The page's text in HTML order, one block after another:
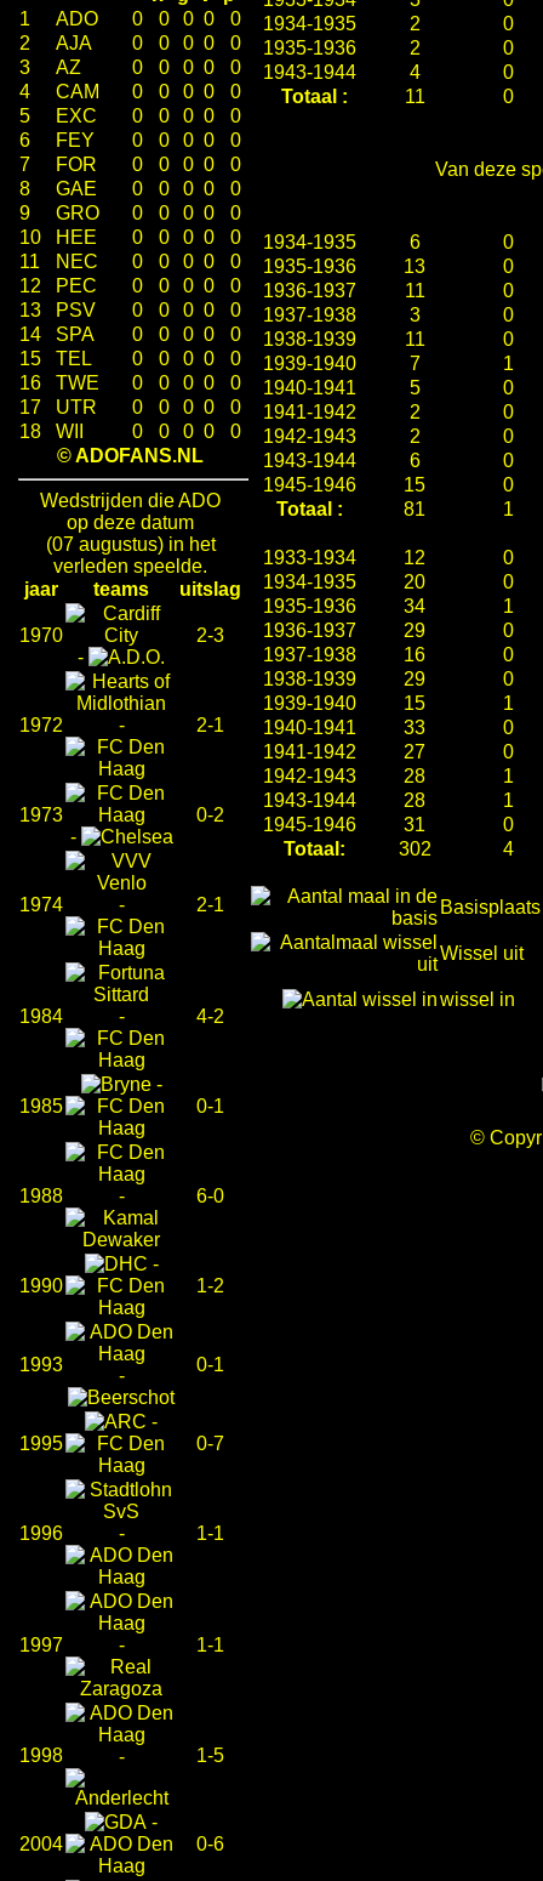
1
ADO 0 0 0 0
0
2
AJA 0 0 0 0
0
3
AZ 0 0 0 0
0
4
CAM 0 0 0 0
0
5
EXC 0 0 0 0
0
6
FEY 0 0 0 0
0
7
FOR 0 0 0 0
0
8
GAE 0 0 0 0
0
9
GRO 0 0 0 0
0
10
HEE 0 0 0 0
0
11
NEC 0 0 0 0
0
12
PEC 0 0 0 0
0
13
PSV 0 0 0 0
0
14
SPA 0 0 0 0
0
15
TEL 0 0 0 0
0
16
TWE 0 0 0 0
0
17
UTR 0 0 0 0
0
18
WII 0 0 0 0
0
© ADOFANS.NL
Wedstrijden die ADO
op deze datum
(07 augustus) in het
verleden speelde.
jaar
teams uitslag
1970
-
2-3
1972 - 2-1
1973
-
0-2
1974 - 2-1
1984 - 4-2
1985
-
0-1
1988 - 6-0
1990
-
1-2
1993
-
0-1
1995
-
0-7
1996 - 1-1
1997 - 1-1
1998 - 1-5
2004
-
0-6
1934-1935
2
0
1935-1936
2
0
1943-1944
4
0
Totaal :
11 0
Van deze
1934-1935 6
0
1935-1936
13
0
1936-1937
11
0
1937-1938
3
0
1938-1939
11
0
1939-1940
7
1
1940-1941
5
0
1941-1942
2
0
1942-1943
2
0
1943-1944
6
0
1945-1946
15
0
Totaal :
81 1
1933-1934 12
0
1934-1935
20
0
1935-1936
34
1
1936-1937
29
0
1937-1938
16
0
1938-1939
29
0
1939-1940
15
1
1940-1941
33
0
1941-1942
27
0
1942-1943
28
1
1943-1944
28
1
1945-1946
31
0
Totaal:
302 4
Basisplaats
Wissel uit
wissel in
©